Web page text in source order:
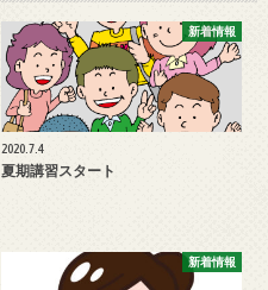
新着情報
2020.7.4
夏期講習スタート
新着情報